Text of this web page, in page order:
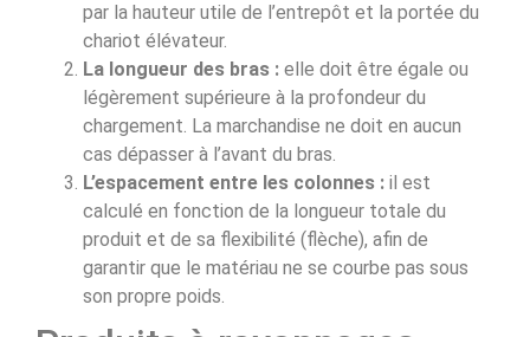
par la hauteur utile de l’entrepôt et la portée du
chariot élévateur.
La longueur des bras : elle doit être égale ou
légèrement supérieure à la profondeur du
chargement. La marchandise ne doit en aucun
cas dépasser à l’avant du bras.
L’espacement entre les colonnes : il est
calculé en fonction de la longueur totale du
produit et de sa flexibilité (flèche), afin de
garantir que le matériau ne se courbe pas sous
son propre poids.